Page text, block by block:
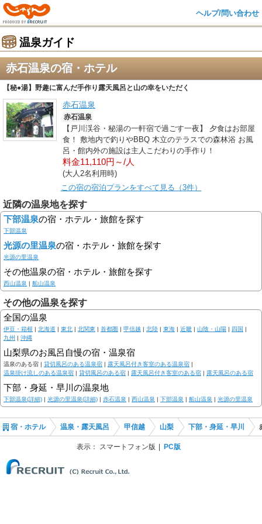
ヘルプ/問い合わせ
温泉ガイド
赤石温泉の宿・ホテル
【秘●湯】野趣に富んだ手作り露天風呂と山の幸をいただく
赤石温泉
赤石温泉
【戸川渓谷・秘湯の一軒宿で過ごす一夜】 夕食はお部屋
食！ 敷地内で釣りやBBQ 木立のテラスでの森林浴 お風
呂・館内外の施設は主人こだわりの手作り！
料金11,110円～/人
(大人2名利用時)
この宿の宿泊プランをすべて見る（3件）
近隣の温泉地を探す
下部温泉の宿・ホテル・旅館を探す
下部温泉
光源の里温泉の宿・ホテル・旅館を探す
光源の里温泉
その他温泉の宿・ホテル・旅館を探す
西山温泉 | 船山温泉
その他の温泉を探す
全国の温泉
伊豆・箱根 | 北海道 | 東北 | 北関東 | 首都圏 | 甲信越 | 北陸 | 東海 | 近畿 | 山陰・山陽 | 四国 |
九州 | 沖縄
山梨県のお風呂自慢の宿・温泉宿
温泉のある宿 | 貸切風呂のある温泉宿 | 露天風呂付き客室のある温泉宿 |
温泉掛け流しのある温泉宿 | 貸切風呂のある宿 | 露天風呂付き客室のある宿 | 露天風呂のある宿
下部・身延・早川の温泉地
下部温泉(詳細) | 光源の里温泉(詳細) | 赤石温泉 | 西山温泉 | 下部温泉 | 船山温泉 | 光源の里温泉
宿・ホテル 温泉・露天風呂 甲信越 山梨 下部・身延・早川
表示： スマートフォン版 PC版